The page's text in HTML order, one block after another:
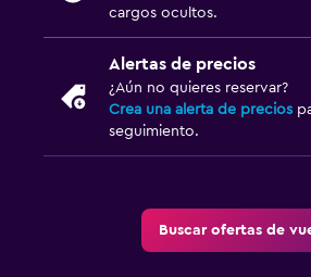
cargos ocultos.
Alertas de precios
¿Aún no quieres reservar?
Crea una alerta de precios
seguimiento.
Buscar ofertas de